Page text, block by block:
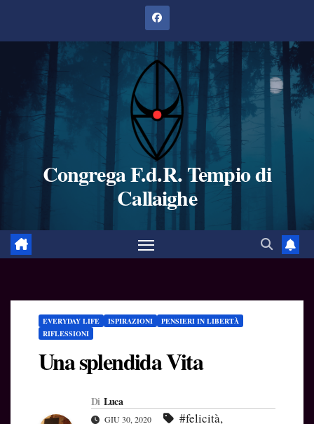
Congrega F.d.R. Tempio di
Callaighe
EVERYDAY LIFE ISPIRAZIONI
PENSIERI IN LIBERTÀ
RIFLESSIONI
Una splendida Vita
Di Luca
GIU 30, 2020 #felicità,